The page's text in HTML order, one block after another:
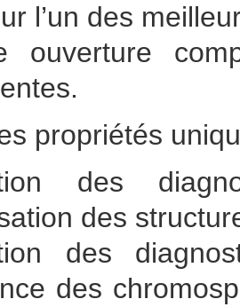
l’un des
ouverture
propriétés
des
des
des
des